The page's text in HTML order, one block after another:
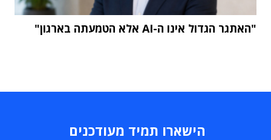
"האתגר הגדול אינו ה-AI אלא הטמעתה בארגון"
הישארו תמיד מעודכנים